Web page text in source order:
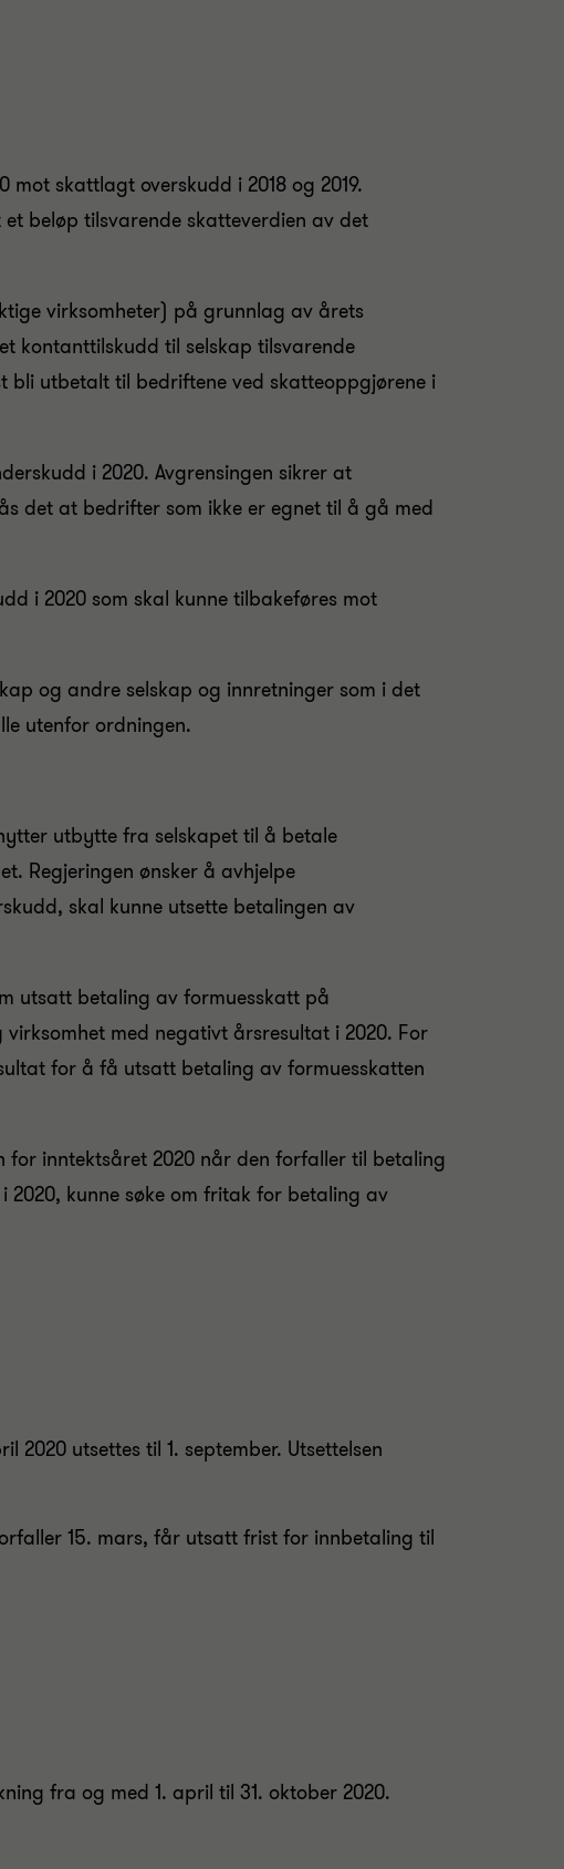
skattlagt overskudd i 2018 og 2019.
beløp tilsvarende skatteverdien av det
virksomheter) på grunnlag av årets
kontanttilskudd til selskap tilsvarende
bli utbetalt til bedriftene ved skatteoppgjørene i
i 2020. Avgrensingen sikrer at
det at bedrifter som ikke er egnet til å gå med
i 2020 som skal kunne tilbakeføres mot
og andre selskap og innretninger som i det
utenfor ordningen.
utbytte fra selskapet til å betale
Regjeringen ønsker å avhjelpe
skal kunne utsette betalingen av
utsatt betaling av formuesskatt på
med negativt årsresultat i 2020. For
for å få utsatt betaling av formuesskatten
inntektsåret 2020 når den forfaller til betaling
2020, kunne søke om fritak for betaling av
utsettes til 1. september. Utsettelsen
15. mars, får utsatt frist for innbetaling til
fra og med 1. april til 31. oktober 2020.